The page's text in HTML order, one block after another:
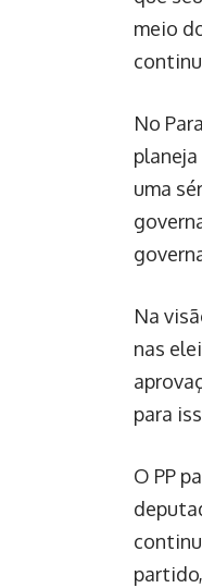
meio
No
uma
Na
nas
para
O PP